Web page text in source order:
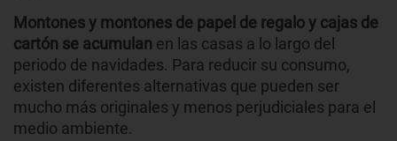
Montones y montones de papel de regalo y cajas de
cartón se acumulan en las casas a lo largo del
periodo de navidades. Para reducir su consumo,
existen diferentes alternativas que pueden ser
mucho más originales y menos perjudiciales para el
medio ambiente.